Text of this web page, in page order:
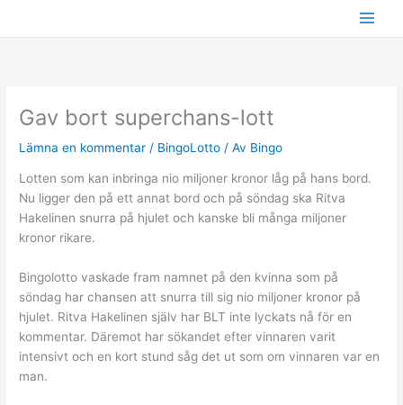
Gav bort superchans-lott
Lämna en kommentar / BingoLotto / Av Bingo
Lotten som kan inbringa nio miljoner kronor låg på hans bord.
Nu ligger den på ett annat bord och på söndag ska Ritva
Hakelinen snurra på hjulet och kanske bli många miljoner
kronor rikare.
Bingolotto vaskade fram namnet på den kvinna som på
söndag har chansen att snurra till sig nio miljoner kronor på
hjulet. Ritva Hakelinen själv har BLT inte lyckats nå för en
kommentar. Däremot har sökandet efter vinnaren varit
intensivt och en kort stund såg det ut som om vinnaren var en
man.